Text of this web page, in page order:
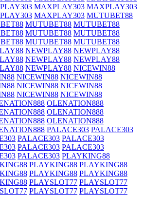
MAXPLAY303 MAXPLAY303
MAXPLAY303 MUTUBET88
MUTUBET88 MUTUBET88
MUTUBET88 MUTUBET88
MUTUBET88 MUTUBET88
NEWPLAY88 NEWPLAY88
NEWPLAY88 NEWPLAY88
NEWPLAY88 NICEWIN88
NICEWIN88 NICEWIN88
NICEWIN88 NICEWIN88
NICEWIN88 NICEWIN88
OLENATION888
OLENATION888
OLENATION888
PALACE303 PALACE303
PALACE303 PALACE303
PALACE303 PALACE303
PALACE303 PLAYKING88
PLAYKING88 PLAYKING88
PLAYKING88 PLAYKING88
PLAYSLOT77 PLAYSLOT77
PLAYSLOT77 PLAYSLOT77